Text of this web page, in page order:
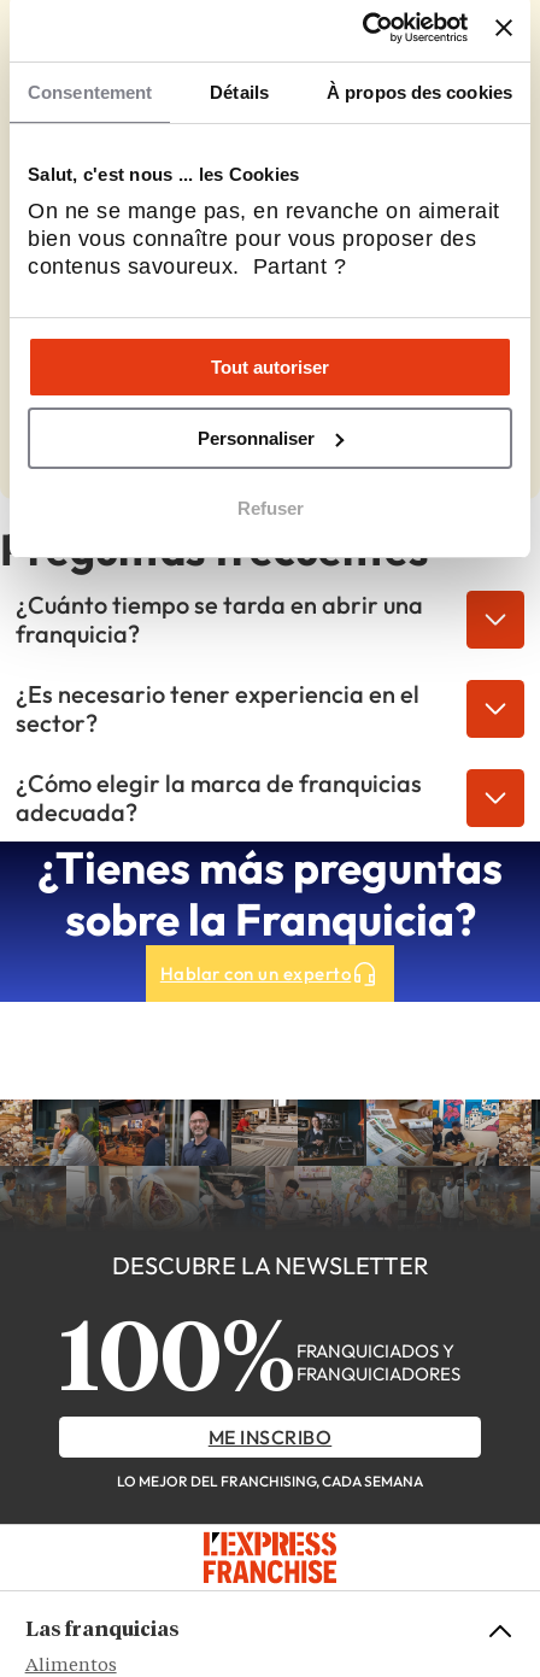
Consentement Détails À propos des cookies
Salut, c'est nous ... les Cookies
On ne se mange pas, en revanche on aimerait
bien vous connaître pour vous proposer des
contenus savoureux. Partant ?
Tout autoriser
Personnaliser
Refuser
¿Qué es la franquicia?
La franquicia es lo mejor de dos mundos: la
independencia del emprendedor y la fuerza de
acompañamiento a medida y una experiencia
Pedir una cita con un experto
Preguntas frecuentes
¿Cuánto tiempo se tarda en abrir una
franquicia?
¿Es necesario tener experiencia en el
sector?
¿Cómo elegir la marca de franquicias
adecuada?
¿Tienes más preguntas
sobre la Franquicia?
Hablar con un experto
DESCUBRE LA NEWSLETTER
100% FRANQUICIADOS Y
FRANQUICIADORES
ME INSCRIBO
LO MEJOR DEL FRANCHISING, CADA SEMANA
Las franquicias
Alimentos